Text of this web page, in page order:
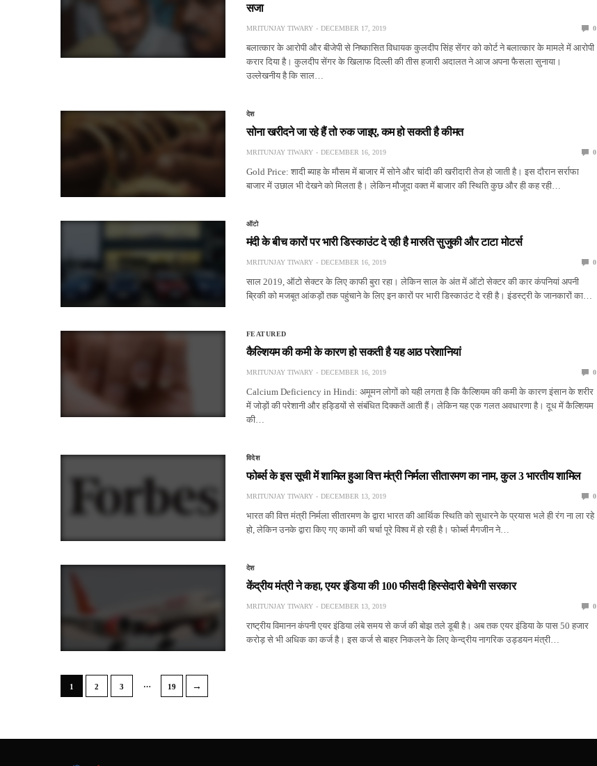
सजा
MRITUNJAY TIWARY DECEMBER 17, 2019 0
बलात्कार के आरोपी और बीजेपी से निष्कासित विधायक कुलदीप सिंह सेंगर को कोर्ट ने बलात्कार के मामले में आरोपी
करार दिया है। कुलदीप सेंगर के खिलाफ दिल्ली की तीस हजारी अदालत ने आज अपना फैसला सुनाया।
उल्लेखनीय है कि साल…
देश
सोना खरीदने जा रहे हैं तो रुक जाइए, कम हो सकती है कीमत
MRITUNJAY TIWARY DECEMBER 16, 2019 0
Gold Price: शादी ब्याह के मौसम में बाजार में सोने और चांदी की खरीदारी तेज हो जाती है। इस दौरान सर्राफा
बाजार में उछाल भी देखने को मिलता है। लेकिन मौजूदा वक्त में बाजार की स्थिति कुछ और ही कह रही…
ऑटो
मंदी के बीच कारों पर भारी डिस्काउंट दे रही है मारुति सुजुकी और टाटा मोटर्स
MRITUNJAY TIWARY DECEMBER 16, 2019 0
साल 2019, ऑटो सेक्टर के लिए काफी बुरा रहा। लेकिन साल के अंत में ऑटो सेक्टर की कार कंपनियां अपनी
ब्रिकी को मजबूत आंकड़ों तक पहुंचाने के लिए इन कारों पर भारी डिस्काउंट दे रही है। इंडस्ट्री के जानकारों का…
FEATURED
कैल्शियम की कमी के कारण हो सकती है यह आठ परेशानियां
MRITUNJAY TIWARY DECEMBER 16, 2019 0
Calcium Deficiency in Hindi: अमूमन लोगों को यही लगता है कि कैल्शियम की कमी के कारण इंसान के शरीर
में जोड़ों की परेशानी और हड्डियों से संबंधित दिक्कतें आती हैं। लेकिन यह एक गलत अवधारणा है। दूध में कैल्शियम
की…
विदेश
फोर्ब्स के इस सूची में शामिल हुआ वित्त मंत्री निर्मला सीतारमण का नाम, कुल 3 भारतीय शामिल
MRITUNJAY TIWARY DECEMBER 13, 2019 0
भारत की वित्त मंत्री निर्मला सीतारमण के द्वारा भारत की आर्थिक स्थिति को सुधारने के प्रयास भले ही रंग ना ला रहे
हो, लेकिन उनके द्वारा किए गए कामों की चर्चा पूरे विश्व में हो रही है। फोर्ब्स मैगजीन ने…
देश
केंद्रीय मंत्री ने कहा, एयर इंडिया की 100 फीसदी हिस्सेदारी बेचेगी सरकार
MRITUNJAY TIWARY DECEMBER 13, 2019 0
राष्ट्रीय विमानन कंपनी एयर इंडिया लंबे समय से कर्ज की बोझ तले डूबी है। अब तक एयर इंडिया के पास 50 हजार
करोड़ से भी अधिक का कर्ज है। इस कर्ज से बाहर निकलने के लिए केन्द्रीय नागरिक उड्डयन मंत्री…
1 2 3 … 19 →